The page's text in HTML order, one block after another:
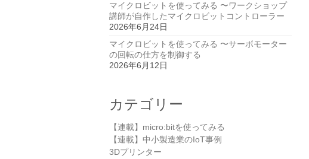
マイクロビットを使ってみる 〜ワークショップ
講師が自作したマイクロビットコントローラー
2026年6月24日
マイクロビットを使ってみる 〜サーボモーター
の回転の仕方を制御する
2026年6月12日
カテゴリー
【連載】micro:bitを使ってみる
【連載】中小製造業のIoT事例
3Dプリンター